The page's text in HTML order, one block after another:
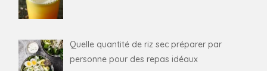
Quelle quantité de riz sec préparer par
personne pour des repas idéaux